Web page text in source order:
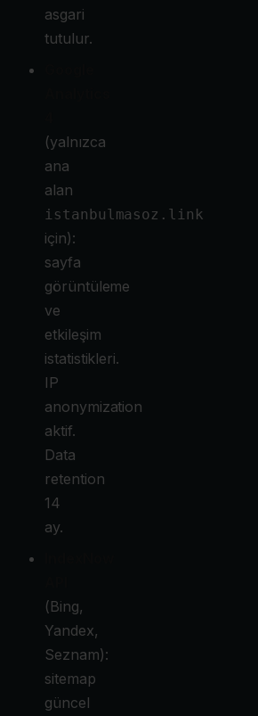
asgari
tutulur.
(yalnızca
ana
alan
istanbulmasoz.link
için):
sayfa
görüntüleme
ve
etkileşim
istatistikleri.
IP
anonymization
aktif.
Data
retention
14
ay.
(Bing,
Yandex,
Seznam):
sitemap
güncel